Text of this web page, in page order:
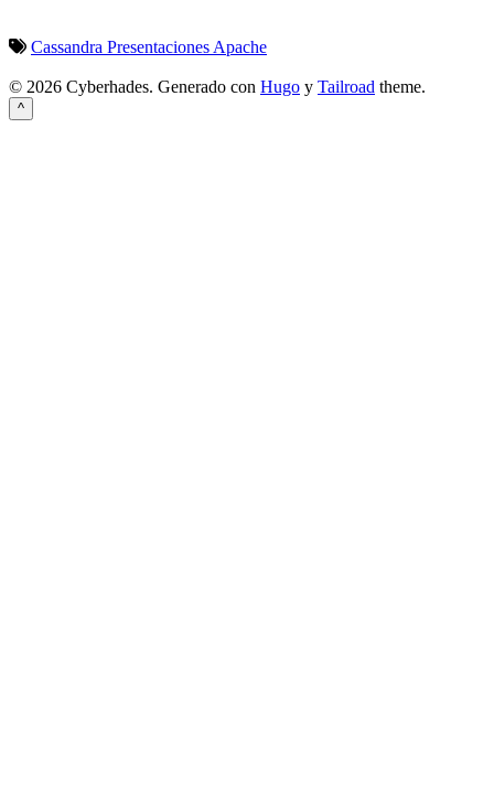
Cassandra Presentaciones Apache
© 2026 Cyberhades. Generado con Hugo y Tailroad theme.
^